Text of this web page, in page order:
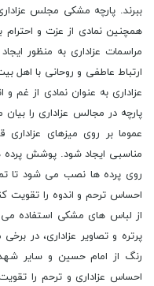
ببرند. پارچه مشکی مجلس
همچنین نمادی از عزت و
مراسمات عزاداری به منظور
ارتباط عاطفی و روحانی با
عزاداری به عنوان نمادی از غم
پارچه در مجالس عزاداری را
عموما بر روی میزهای عزاداری
مناسبی ایجاد شود. پوشش پرده
روی پرده ها نصب می شود تا
احساس ترحم و اندوه را تقویت
از لباس های مشکی استفاده می
پرتره و تصاویر عزاداری، در
رنگ از امام حسین و سایر
احساس عزاداری و ترحم را